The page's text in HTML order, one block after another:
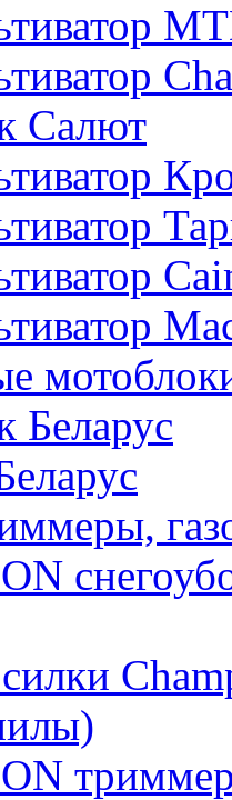
Салют
Беларус